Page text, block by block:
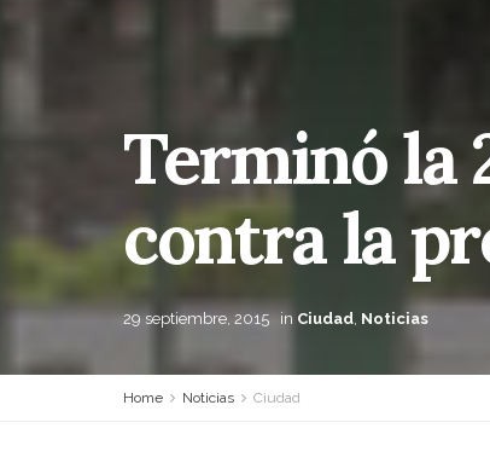
Terminó la
contra la
29 septiembre, 2015 in Ciudad, Noticias
Home Noticias Ciudad